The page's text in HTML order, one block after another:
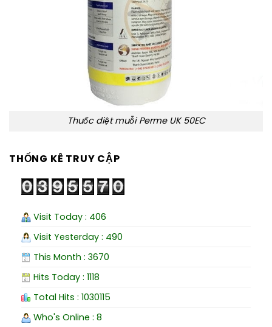
Thuốc diệt muỗi Perme UK 50EC
THỐNG KÊ TRUY CẬP
Visit Today : 406
Visit Yesterday : 490
This Month : 3670
Hits Today : 1118
Total Hits : 1030115
Who's Online : 8